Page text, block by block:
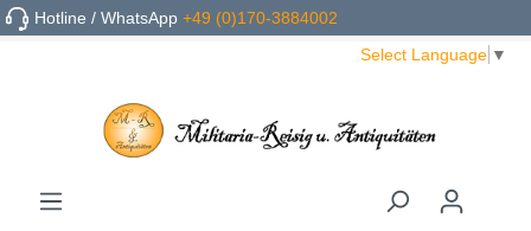
Hotline / WhatsApp+49 (0)170-3884002
Select Language ▼